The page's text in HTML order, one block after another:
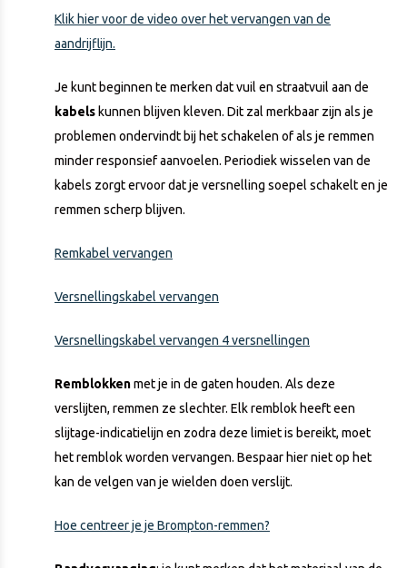
Klik hier voor de video over het vervangen van de
aandrijflijn.
Je kunt beginnen te merken dat vuil en straatvuil aan de
kabels kunnen blijven kleven. Dit zal merkbaar zijn als je
problemen ondervindt bij het schakelen of als je remmen
minder responsief aanvoelen. Periodiek wisselen van de
kabels zorgt ervoor dat je versnelling soepel schakelt en je
remmen scherp blijven.
Remkabel vervangen
Versnellingskabel vervangen
Versnellingskabel vervangen 4 versnellingen
Remblokkenmet je in de gaten houden. Als deze
verslijten, remmen ze slechter. Elk remblok heeft een
slijtage-indicatielijn en zodra deze limiet is bereikt, moet
het remblok worden vervangen. Bespaar hier niet op het
kan de velgen van je wielden doen verslijt.
Hoe centreer je je Brompton-remmen?